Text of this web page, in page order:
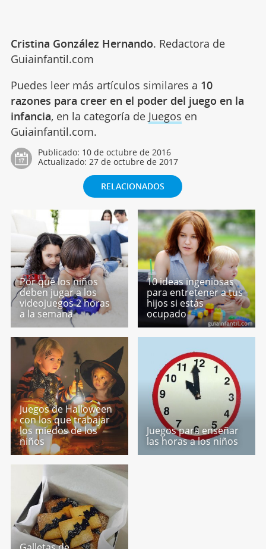
Cristina González Hernando. Redactora de
Guiainfantil.com
Puedes leer más artículos similares a 10
razones para creer en el poder del juego en la
infancia, en la categoría de Juegos en
Guiainfantil.com.
Publicado: 10 de octubre de 2016
Actualizado: 27 de octubre de 2017
RELACIONADOS
Por qué los niños
deben jugar a los
videojuegos 2 horas
a la semana
10 ideas ingeniosas
para entretener a tus
hijos si estás
ocupado
Juegos de Halloween
con los que trabajar
los miedos de los
niños
Juegos para enseñar
las horas a los niños